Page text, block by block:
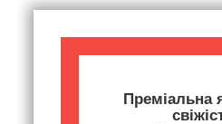
Преміальна